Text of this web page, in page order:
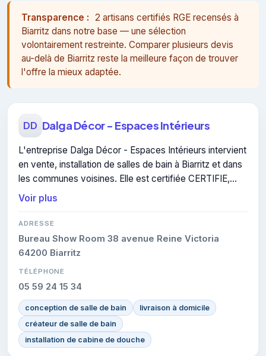
Transparence : 2 artisans certifiés RGE recensés à
Biarritz dans notre base — une sélection
volontairement restreinte. Comparer plusieurs devis
au-delà de Biarritz reste la meilleure façon de trouver
l'offre la mieux adaptée.
DD Dalga Décor - Espaces Intérieurs
L'entreprise Dalga Décor - Espaces Intérieurs intervient
en vente, installation de salles de bain à Biarritz et dans
les communes voisines. Elle est certifiée CERTIFIE,
gage de conformité sur les interventions réalisées.
Voir plus
ADRESSE
Bureau Show Room 38 avenue Reine Victoria
64200 Biarritz
TÉLÉPHONE
05 59 24 15 34
conception de salle de bain
livraison à domicile
créateur de salle de bain
installation de cabine de douche